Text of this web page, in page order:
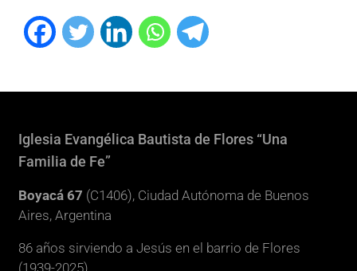
Iglesia Evangélica Bautista de Flores “Una
Familia de Fe”
Boyacá 67 (C1406), Ciudad Autónoma de Buenos
Aires, Argentina
86 años sirviendo a Jesús en el barrio de Flores